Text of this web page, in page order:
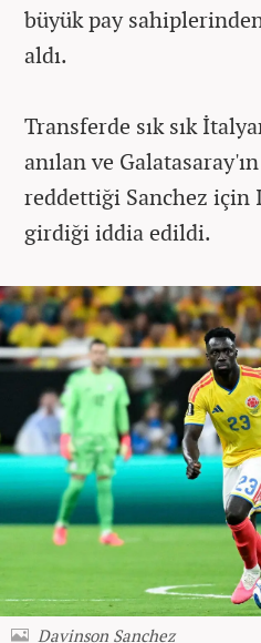
büyük pay
aldı.
Transferde sık sık
anılan ve
reddettiği Sanchez için
girdiği iddia edildi.
Davinson Sanchez